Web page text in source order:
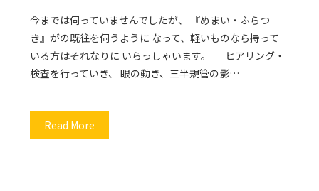
今までは伺っていませんでしたが、 『めまい・ふらつ
き』がの既往を伺うように なって、軽いものなら持って
いる方はそれなりに いらっしゃいます。 ヒアリング・
検査を行っていき、 眼の動き、三半規管の影…
Read More